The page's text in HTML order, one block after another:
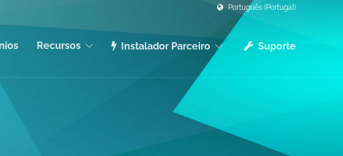
Português (Portugal)
Recursos Instalador Parceiro Suporte